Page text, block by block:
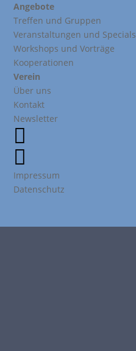
Angebote
Treffen und Gruppen
Veranstaltungen und Specials
Workshops und Vorträge
Kooperationen
Verein
Über uns
Kontakt
Newsletter


Impressum
Datenschutz